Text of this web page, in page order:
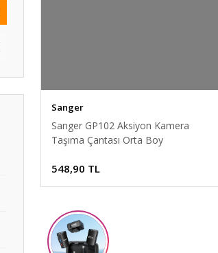
Sanger
Sanger GP102 Aksiyon Kamera
Taşıma Çantası Orta Boy
548,90 TL